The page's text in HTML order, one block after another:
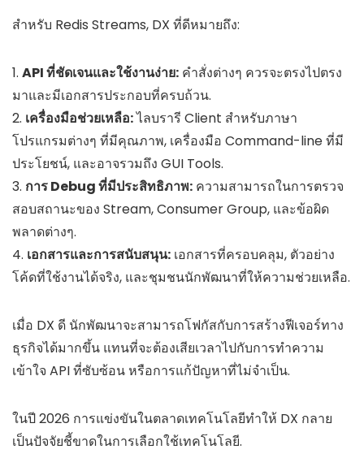
สำหรับ Redis Streams, DX ที่ดีหมายถึง:
1. API ที่ชัดเจนและใช้งานง่าย: คำสั่งต่างๆ ควรจะตรงไปตรง
มาและมีเอกสารประกอบที่ครบถ้วน.
2. เครื่องมือช่วยเหลือ:ไลบรารี Client สำหรับภาษา
โปรแกรมต่างๆ ที่มีคุณภาพ, เครื่องมือ Command-line ที่มี
ประโยชน์, และอาจรวมถึง GUI Tools.
3. การ Debug ที่มีประสิทธิภาพ: ความสามารถในการตรวจ
สอบสถานะของ Stream, Consumer Group, และข้อผิด
พลาดต่างๆ.
4. เอกสารและการสนับสนุน: เอกสารที่ครอบคลุม, ตัวอย่าง
โค้ดที่ใช้งานได้จริง, และชุมชนนักพัฒนาที่ให้ความช่วยเหลือ.
เมื่อ DX ดี นักพัฒนาจะสามารถโฟกัสกับการสร้างฟีเจอร์ทาง
ธุรกิจได้มากขึ้น แทนที่จะต้องเสียเวลาไปกับการทำความ
เข้าใจ API ที่ซับซ้อน หรือการแก้ปัญหาที่ไม่จำเป็น.
ในปี 2026 การแข่งขันในตลาดเทคโนโลยีทำให้ DX กลาย
เป็นปัจจัยชี้ขาดในการเลือกใช้เทคโนโลยี.